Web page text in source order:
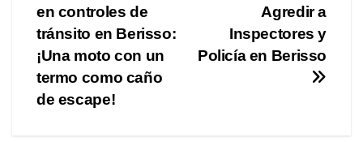
de
entradas
Agredir a
Inspectores y
Policía en Berisso
en controles de
tránsito en Berisso:
¡Una moto con un
termo como caño
de escape!